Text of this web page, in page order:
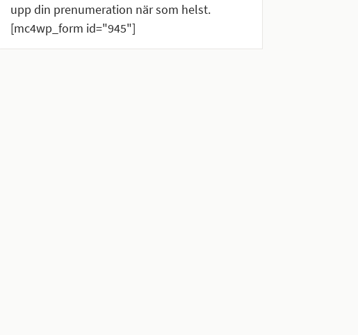
upp din prenumeration när som helst.
[mc4wp_form id="945"]